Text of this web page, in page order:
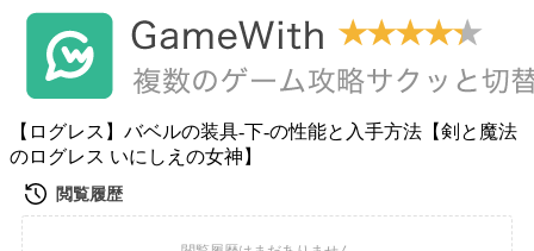
【ログレス】バベルの装具-下-の性能と入手方法【剣と魔法
のログレス いにしえの女神】